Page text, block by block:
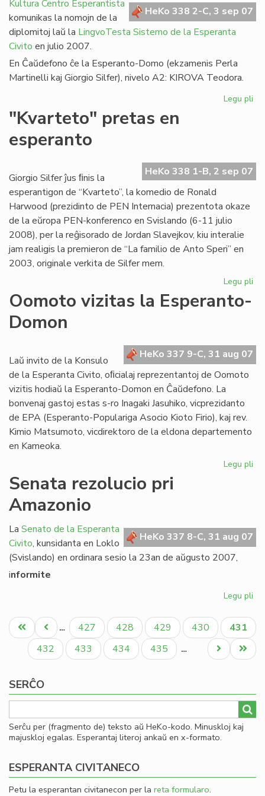
HeKo 338 2-C, 3 sep 07
Kultura Centro Esperantista
komunikas la nomojn de la
diplomitoj laŭ la LingvoTesta Sistemo de la Esperanta
Civito en julio 2007.
En Ĉaŭdefono ĉe la Esperanto-Domo (ekzamenis Perla
Martinelli kaj Giorgio Silfer), nivelo A2: KIROVA Teodora.
Legu pli
"Kvarteto" pretas en
esperanto
HeKo 338 1-B, 2 sep 07
Giorgio Silfer ĵus ﬁnis la
esperantigon de “Kvarteto”, la komedio de Ronald
Harwood (prezidinto de PEN Internacia) prezentota okaze
de la eŭropa PEN-konferenco en Svislando (6-11 julio
2008), per la reĝisorado de Jordan Slavejkov, kiu interalie
jam realigis la premieron de “La familio de Anto Speri” en
2003, originale verkita de Silfer mem.
Legu pli
Oomoto vizitas la Esperanto-
Domon
HeKo 337 9-C, 31 aug 07
Laŭ invito de la Konsulo
de la Esperanta Civito, oﬁcialaj reprezentantoj de Oomoto
vizitis hodiaŭ la Esperanto-Domon en Ĉaŭdefono. La
bonvenaj gastoj estas s-ro Inagaki Jasuhiko, vicprezidanto
de EPA (Esperanto-Populariga Asocio Kioto Firio), kaj rev.
Kimio Matsumoto, vicdirektoro de la eldona departemento
en Kameoka.
Legu pli
Senata rezolucio pri
Amazonio
HeKo 337 8-C, 31 aug 07
La Senato de la Esperanta
Civito, kunsidanta en Loklo
(Svislando) en ordinara sesio la 23an de aŭgusto 2007,
informite
Legu pli
pri
Pagination
Unua
paĝo
Antaŭa
paĝo
… Paĝo
427 Paĝo
428 Paĝo
429 Paĝo
430
Aktuala
paĝo
431
Paĝo
432 Paĝo
433 Paĝo
434 Paĝo
435 …
Last
page
Next
page
SERĈO
Serĉu per (fragmento de) teksto aŭ HeKo-kodo. Minuskloj kaj
majuskloj egalas. Esperantaj literoj ankaŭ en x-formato.
ESPERANTA CIVITANECO
Petu la esperantan civitanecon per la reta formularo.